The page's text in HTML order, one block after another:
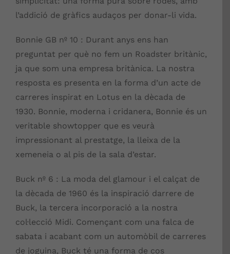
l’addició de gràfics audaços per donar-li vida.
Bonnie GB nº 10 : Durant anys ens han
preguntat per què no fem un Roadster britànic,
ja que som una empresa britànica. La nostra
resposta es presenta en la forma d’un acte de
carreres inspirat en Lotus en la dècada de
1930. Bonnie, moderna i cridanera, Bonnie és un
veritable showtopper que es veurà
impressionant al prestatge, la lleixa de la
xemeneia o al pis de la sala d’estar.
Buck nº 6 : La moda del glamour i el calçat de
la dècada de 1960 és la inspiració darrere de
Buck, la tercera incorporació a la nostra
col·lecció Midi. Començant com una falca de
sabata i acabant com un automòbil de carreres
de joguina, Buck té una forma de cos